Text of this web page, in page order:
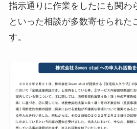
指示通りに作業をしたにも関わ
といった相談が多数寄せられた
す。